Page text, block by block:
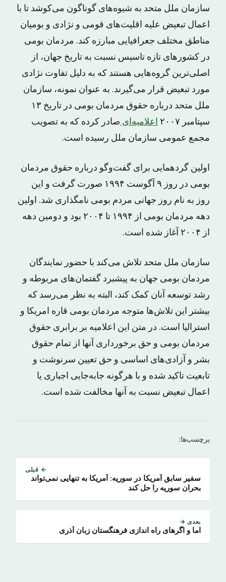
سازمان ملل متحد به شیوه‌های گوناگون می‌کوشد تا با
اعمال تبعیض علیه اقلیت‌های قومی و نژادی و بومیان
مناطق مختلف جعرافیایی مبارزه کند. مردمان بومی
در کشورهای تازه تاسیس نسبت به تاریخ جهان، از
اصلی‌ترین گروه‌هایی هستند که به دلیل تفاوت‌ نژادی
مورد تبعیض قرار می‌گیرند. به عنوان نمونه، سازمان
ملل متحد درباره حقوق مردمان بومی در تاریخ ۱٣
سپتامبر ۲۰۰۷
اعلامیه‌‌ای صادر کرده که به تصویب
مجمع عمومی سازمان ملل رسیده است.
اولین گردهمایی برای گفت‌وگو درباره حقوق مردمان
بومی در روز ۹ آگوست ۱۹۹۴ صورت گرفت و این
روز به نام روز جهانی مردم بومی نامگذاری شد. اولین
دهه مردمان بومی از ۱۹۹۴ تا ۲۰۰۴ بود و دومین دهه
از ۲۰۰۴ آغاز شده است.
سازمان ملل متحد تلاش می‌کند با حضور نمایندگان
مردمان بومی جهان به پیشبرد گفتمان‌های مربوطه و
رشد توسعه آنان کمک کند، البته به نظر می‌رسد که
بیشتر این تلاش‌ها متوجه مردمان بومی قاره امریکا و
استرالیا است. در متن این اعلامیه بر برابری حقوق
مردمان بومی و حق برخورداری آنها از تمام حقوق
بشر و آزادی‌های اساسی و حق تعیین سرنوشت و
تابعیت تاکید شده و با هرگونه جابه‌جایی اجباری یا
اعمال تبعیض نسبت به آنها مخالفت شده است.
برچسب‌ها:
← قبلی
سفیر سابق آمریکا در سوریه: آمریکا به تنهایی نمی‌تواند
بحران سوریه را حل کند
بعدی →
اما و اگرهای راه اندازی فرهنگستان زبان آذری